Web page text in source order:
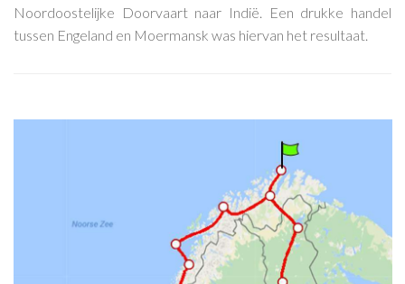
Noordoostelijke Doorvaart naar Indië. Een drukke handel
tussen Engeland en Moermansk was hiervan het resultaat.